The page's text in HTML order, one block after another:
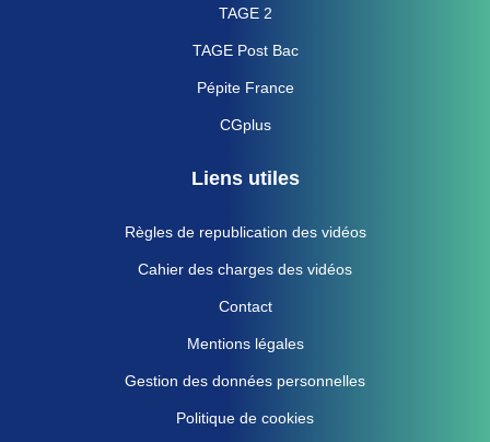
TAGE 2
TAGE Post Bac
Pépite France
CGplus
Liens utiles
Règles de republication des vidéos
Cahier des charges des vidéos
Contact
Mentions légales
Gestion des données personnelles
Politique de cookies